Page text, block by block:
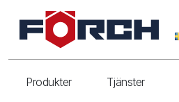
Produkter Tjänster